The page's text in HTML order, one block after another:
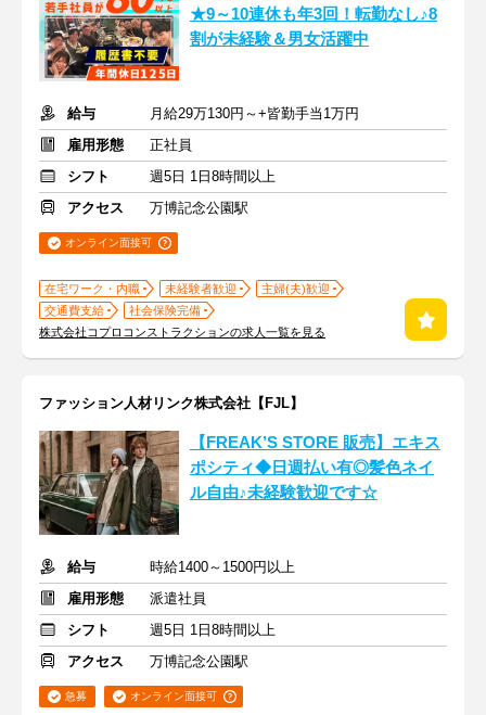
★9～10連休も年3回！転勤なし♪8
割が未経験＆男女活躍中
給与
月給29万130円～+皆勤手当1万円
雇用形態
正社員
シフト
週5日 1日8時間以上
アクセス
万博記念公園駅
オンライン面接可
在宅ワーク・内職 未経験者歓迎
主婦(夫)歓迎
交通費支給
社会保険完備
株式会社コプロコンストラクションの求人一覧を見る
ファッション人材リンク株式会社【FJL】
【FREAK’S STORE 販売】エキス
ポシティ◆日週払い有◎髪色ネイ
ル自由♪未経験歓迎です☆
給与
時給1400～1500円以上
雇用形態
派遣社員
シフト
週5日 1日8時間以上
アクセス
万博記念公園駅
急募 オンライン面接可